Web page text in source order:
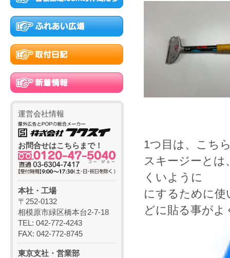
1つ目は、こ
スキージーと
くいように
にするために
どに貼る事が
運営会社情報
お問合せはこちらまで！
本社・工場
〒252-0132
相模原市緑区橋本台2-7-18
TEL: 042-772-4243
FAX: 042-772-8745
東京支社・営業部